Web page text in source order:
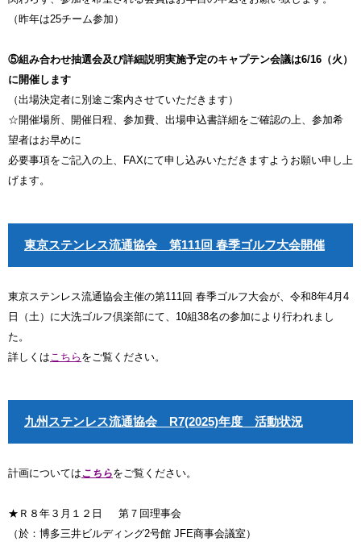
（昨年は25チーム参加）
⑤組み合わせ抽選会及び詳細説明実施予定のキャプテン会議は6/16（火）
に開催します
（出場決定者に別途ご案内させていただきます）
☆開催場所、開催日程、参加費、出場申込書詳細をご確認の上、参加希
望者はお早めに
必要事項をご記入の上、FAXにて申し込みいただきますようお願い申し上
げます。
東京ステンレス流通協会 第111回 春季ゴルフ大会開催
東京ステンレス流通協会主催の第111回 春季ゴルフ大会が、令和8年4月4
日（土）に大洗ゴルフ倶楽部にて、10組38名の参加により行われまし
た。
詳しくは こちら をご覧ください。
九州ステンレス流通協会 R7(2025)年度 活動状況
計画についてはこちらをご覧ください。
★Ｒ８年３月１２日 第７回理事会
（於：博多三井ビルディング2号館 JFE商事会議室）